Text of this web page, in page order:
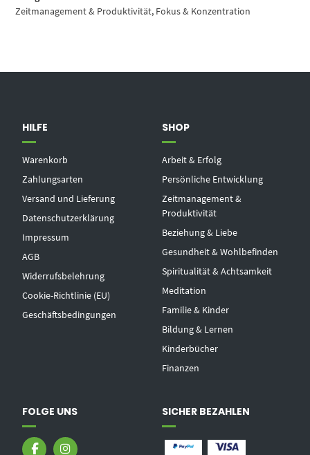
Zeitmanagement & Produktivität, Fokus & Konzentration
HILFE
Warenkorb
Zahlungsarten
Versand und Lieferung
Datenschutzerklärung
Impressum
AGB
Widerrufsbelehrung
Cookie-Richtlinie (EU)
Geschäftsbedingungen
SHOP
Arbeit & Erfolg
Persönliche Entwicklung
Zeitmanagement &
Produktivität
Beziehung & Liebe
Gesundheit & Wohlbefinden
Spiritualität & Achtsamkeit
Meditation
Familie & Kinder
Bildung & Lernen
Kinderbücher
Finanzen
FOLGE UNS SICHER BEZAHLEN